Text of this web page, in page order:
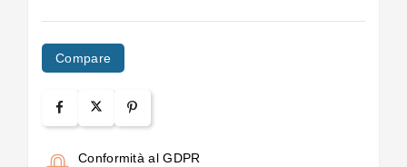
Compare
Conformità al GDPR